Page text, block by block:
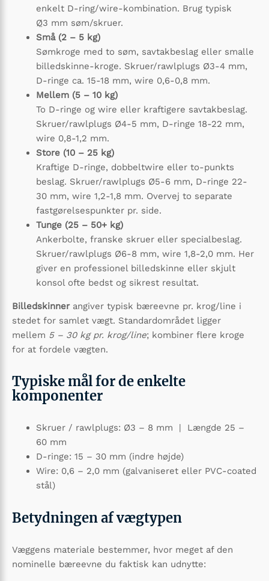
enkelt D-ring/wire-kombination. Brug typisk
Ø3 mm søm/skruer.
Små (2 – 5 kg)
Sømkroge med to søm, savtakbeslag eller smalle
billedskinne-kroge. Skruer/rawlplugs Ø3-4 mm,
D-ringe ca. 15-18 mm, wire 0,6-0,8 mm.
Mellem (5 – 10 kg)
To D-ringe og wire eller kraftigere savtakbeslag.
Skruer/rawlplugs Ø4-5 mm, D-ringe 18-22 mm,
wire 0,8-1,2 mm.
Store (10 – 25 kg)
Kraftige D-ringe, dobbeltwire eller to-punkts
beslag. Skruer/rawlplugs Ø5-6 mm, D-ringe 22-
30 mm, wire 1,2-1,8 mm. Overvej to separate
fastgørelsespunkter pr. side.
Tunge (25 – 50+ kg)
Ankerbolte, franske skruer eller specialbeslag.
Skruer/rawlplugs Ø6-8 mm, wire 1,8-2,0 mm. Her
giver en professionel billedskinne eller skjult
konsol ofte bedst og sikrest resultat.
Billedskinnerangiver typisk bæreevne pr. krog/line i
stedet for samlet vægt. Standardområdet ligger
mellem 5 – 30 kg pr. krog/line; kombiner flere kroge
for at fordele vægten.
Typiske mål for de enkelte
komponenter
Skruer / rawlplugs: Ø3 – 8 mm | Længde 25 –
60 mm
D-ringe: 15 – 30 mm (indre højde)
Wire: 0,6 – 2,0 mm (galvaniseret eller PVC-coated
stål)
Betydningen af vægtypen
Væggens materiale bestemmer, hvor meget af den
nominelle bæreevne du faktisk kan udnytte: